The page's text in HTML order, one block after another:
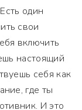
один
свои
включить
настоящий
себя как
где ты
И это